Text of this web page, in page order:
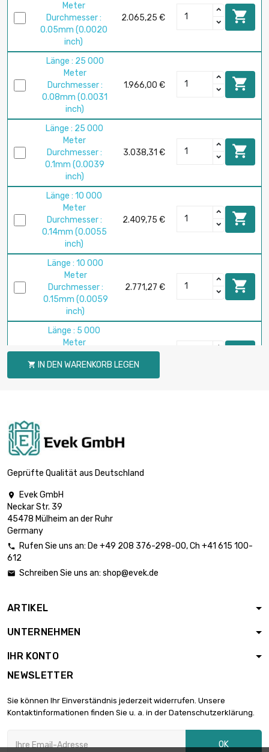
Meter
Durchmesser :
0.05mm (0.0020
inch)
2.065,25 € 
Länge : 25 000
Meter
Durchmesser :
0.08mm (0.0031
inch)
1.966,00 € 
Länge : 25 000
Meter
Durchmesser :
0.1mm (0.0039
inch)
3.038,31 € 
Länge : 10 000
Meter
Durchmesser :
0.14mm (0.0055
inch)
2.409,75 € 
Länge : 10 000
Meter
Durchmesser :
0.15mm (0.0059
inch)
2.771,27 € 
Länge : 5 000
Meter
Durchmesser :
0.2mm (≈1/64
inch)
2.497,45 €
0.25mm (0.0098
inch)
Meter
Durchmesser :
0.25mm (0.0098
Meter
0.3mm (0.0118
0.4mm (0.0157
Durchmesser :
inch)
0.8mm (0.0315
 IN DEN WARENKORB LEGEN
Geprüfte Qualität aus Deutschland

Evek GmbH
Neckar Str. 39
45478 Mülheim an der Ruhr
Germany
 Rufen Sie uns an: De +49 208 376-298-00, Ch +41 615 100-
612
 Schreiben Sie uns an: shop@evek.de
ARTIKEL
UNTERNEHMEN
IHR KONTO
NEWSLETTER
Sie können Ihr Einverständnis jederzeit widerrufen. Unsere
Kontaktinformationen finden Sie u. a. in der Datenschutzerklärung.
OK